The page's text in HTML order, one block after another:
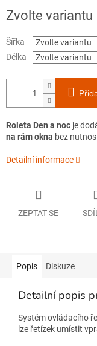
cena:
Zvolte variantu
Šířka
Délka
Roleta Den a noc je
na rámokna bez
Detailní informace
ZEPTAT SE
Popis Diskuze
Detailní popis
Systém ovládacího
lze řetízek umístit